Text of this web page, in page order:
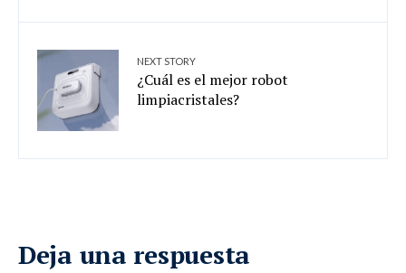
NEXT STORY
¿Cuál es el mejor robot
limpiacristales?
Deja una respuesta